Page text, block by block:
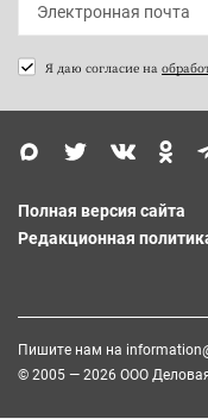
Я даю согласие на
Полная версия сайта
Редакционная
Пишите нам на
© 2005 — 2026 ООО Деловая